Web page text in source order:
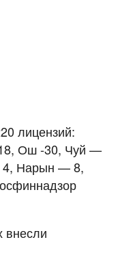
лицензий:
Ош -30, Чуй —
4, Нарын — 8,
внесли